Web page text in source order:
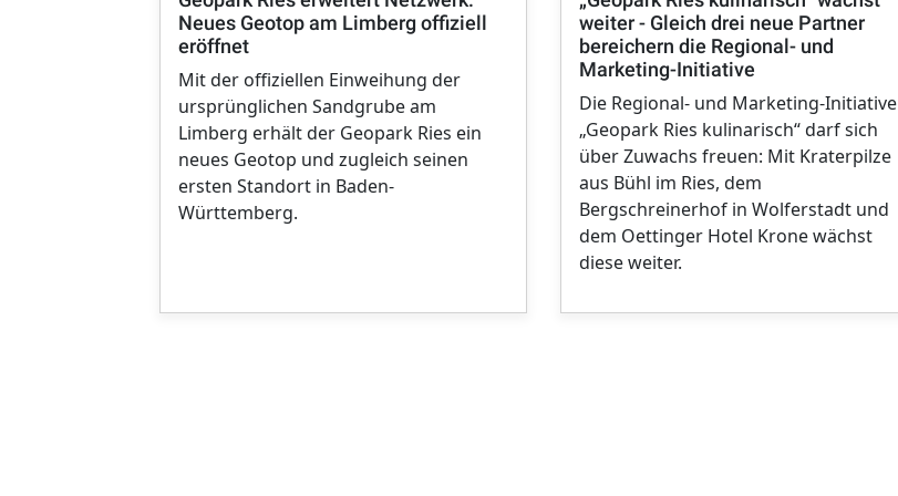
Neues Geotop am Limberg offiziell
eröffnet
Mit der offiziellen Einweihung der
ursprünglichen Sandgrube am
Limberg erhält der Geopark Ries ein
neues Geotop und zugleich seinen
ersten Standort in Baden-
Württemberg.
weiter - Gleich drei neue Partner
bereichern die Regional- und
Marketing-Initiative
Die Regional- und Marketing-Initiative
„Geopark Ries kulinarisch“ darf sich
über Zuwachs freuen: Mit Kraterpilze
aus Bühl im Ries, dem
Bergschreinerhof in Wolferstadt und
dem Oettinger Hotel Krone wächst
diese weiter.